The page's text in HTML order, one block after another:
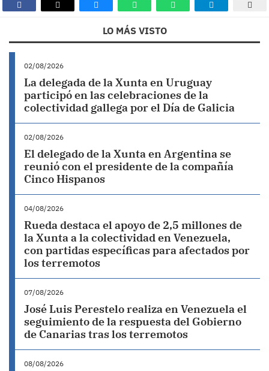
LO MÁS VISTO
02/08/2026
La delegada de la Xunta en Uruguay
participó en las celebraciones de la
colectividad gallega por el Día de Galicia
02/08/2026
El delegado de la Xunta en Argentina se
reunió con el presidente de la compañía
Cinco Hispanos
04/08/2026
Rueda destaca el apoyo de 2,5 millones de
la Xunta a la colectividad en Venezuela,
con partidas específicas para afectados por
los terremotos
07/08/2026
José Luis Perestelo realiza en Venezuela el
seguimiento de la respuesta del Gobierno
de Canarias tras los terremotos
08/08/2026